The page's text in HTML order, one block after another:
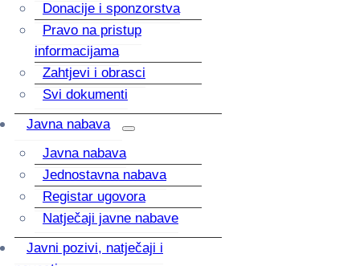
Donacije i sponzorstva
Pravo na pristup
informacijama
Zahtjevi i obrasci
Svi dokumenti
Javna nabava
Javna nabava
Jednostavna nabava
Registar ugovora
Natječaji javne nabave
Javni pozivi, natječaji i